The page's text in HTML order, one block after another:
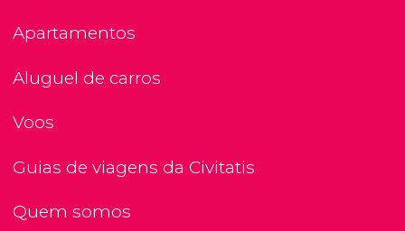
Apartamentos
Aluguel de carros
Voos
Guias de viagens da Civitatis
Quem somos